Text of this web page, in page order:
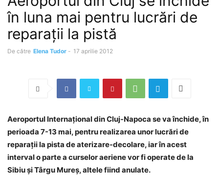
în luna mai pentru lucrări de
reparaţii la pistă
De către Elena Tudor - 17 aprilie 2012
Aeroportul Internaţional din Cluj-Napoca se va închide, în
perioada 7-13 mai, pentru realizarea unor lucrări de
reparaţii la pista de aterizare-decolare, iar în acest
interval o parte a curselor aeriene vor fi operate de la
Sibiu şi Târgu Mureş, altele fiind anulate.